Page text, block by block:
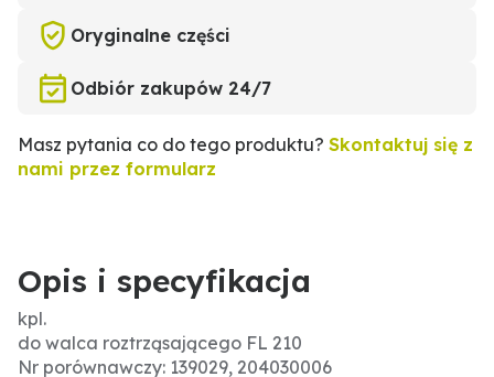
Oryginalne części
Odbiór zakupów 24/7
Masz pytania co do tego produktu? Skontaktuj się z
nami przez formularz
Opis i specyfikacja
kpl.
do walca roztrząsającego FL 210
Nr porównawczy: 139029, 204030006